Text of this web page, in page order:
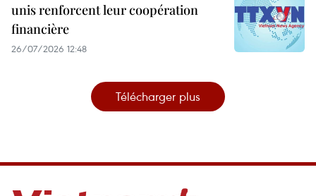
unis renforcent leur coopération
financière
26/07/2026 12:48
Télécharger plus